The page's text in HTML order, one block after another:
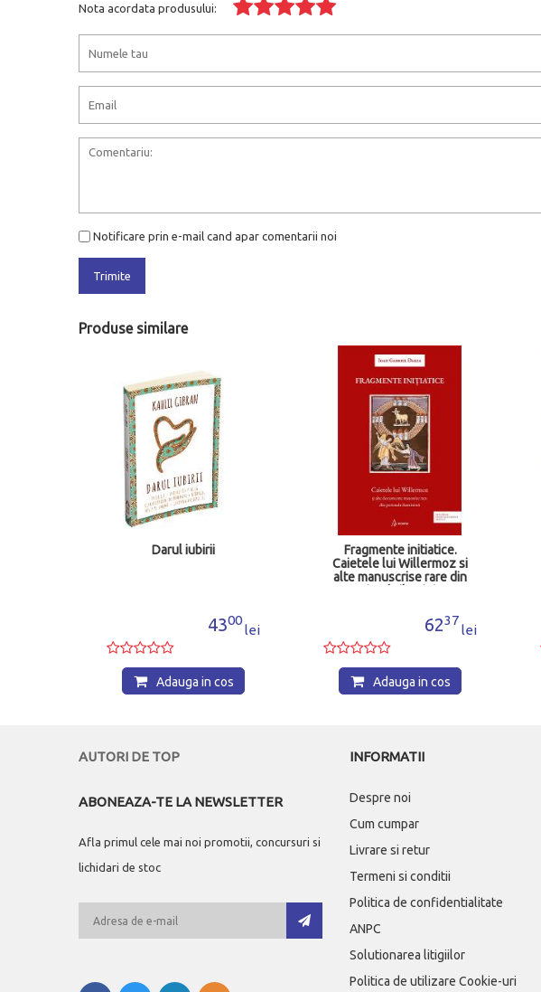
Nota acordata produsului:
Notificare prin e-mail cand apar comentarii noi
Trimite
Produse similare
Darul iubirii
4300
lei
Adauga in cos
Fragmente initiatice.
Caietele lui Willermoz si
alte manuscrise rare din
6237
lei
Adauga in cos
AUTORI DE TOP
ABONEAZA-TE LA NEWSLETTER
Afla primul cele mai noi promotii, concursuri si
lichidari de stoc
INFORMATII
Despre noi
Cum cumpar
Livrare si retur
Termeni si conditii
Politica de confidentialitate
ANPC
Solutionarea litigiilor
Politica de utilizare Cookie-uri